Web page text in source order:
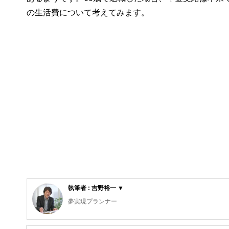
の生活費について考えてみます。
執筆者 : 吉野裕一 ▼
夢実現プランナー
2級ファイナンシャルプランニング技能士／2級DCプラ